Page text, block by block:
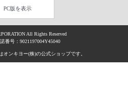
PC版を表示
All Rights Reserved
番号：9021197004Y45040
オンキヨー(株)の公式ショップです。